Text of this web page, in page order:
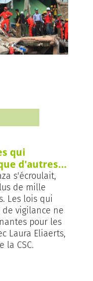
qui
d'autres…
s'écroulait,
de mille
Les lois qui
vigilance ne
pour les
Laura Eliaerts,
la CSC.